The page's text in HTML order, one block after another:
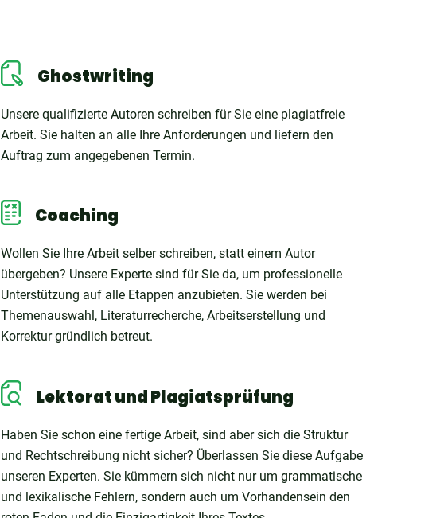
Ghostwriting
Unsere qualifizierte Autoren schreiben für Sie eine plagiatfreie
Arbeit. Sie halten an alle Ihre Anforderungen und liefern den
Auftrag zum angegebenen Termin.
Coaching
Wollen Sie Ihre Arbeit selber schreiben, statt einem Autor
übergeben? Unsere Experte sind für Sie da, um professionelle
Unterstützung auf alle Etappen anzubieten. Sie werden bei
Themenauswahl, Literaturrecherche, Arbeitserstellung und
Korrektur gründlich betreut.
Lektorat und Plagiatsprüfung
Haben Sie schon eine fertige Arbeit, sind aber sich die Struktur
und Rechtschreibung nicht sicher? Überlassen Sie diese Aufgabe
unseren Experten. Sie kümmern sich nicht nur um grammatische
und lexikalische Fehlern, sondern auch um Vorhandensein den